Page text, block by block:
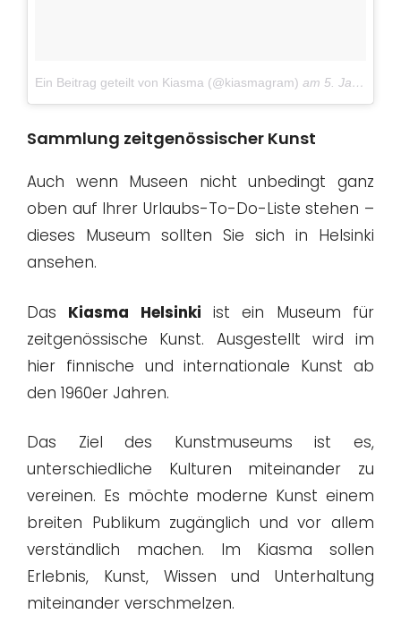
Ein Beitrag geteilt von Kiasma (@kiasmagram) am 5. Jan 2017 um 12:05 Uhr
Sammlung zeitgenössischer Kunst
Auch wenn Museen nicht unbedingt ganz
oben auf Ihrer Urlaubs-To-Do-Liste stehen –
dieses Museum sollten Sie sich in Helsinki
ansehen.
Das Kiasma Helsinki ist ein Museum für
zeitgenössische Kunst. Ausgestellt wird im
hier finnische und internationale Kunst ab
den 1960er Jahren.
Das Ziel des Kunstmuseums ist es,
unterschiedliche Kulturen miteinander zu
vereinen. Es möchte moderne Kunst einem
breiten Publikum zugänglich und vor allem
verständlich machen. Im Kiasma sollen
Erlebnis, Kunst, Wissen und Unterhaltung
miteinander verschmelzen.